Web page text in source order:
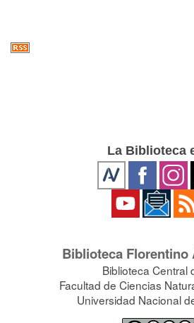
La Biblioteca
Biblioteca Florentino
Biblioteca Central
Facultad de Ciencias
Universidad Nacional